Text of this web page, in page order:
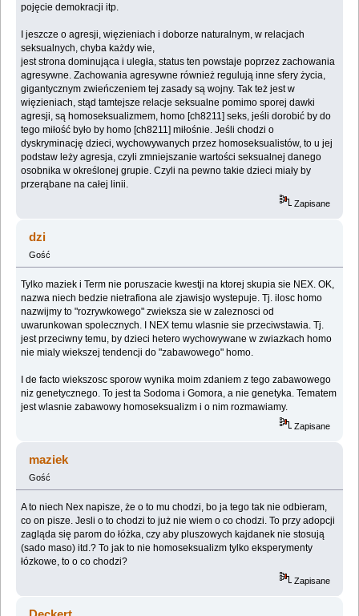
pojęcie demokracji itp.
I jeszcze o agresji, więzieniach i doborze naturalnym, w relacjach
seksualnych, chyba każdy wie,
jest strona dominująca i uległa, status ten powstaje poprzez zachowania
agresywne. Zachowania agresywne również regulują inne sfery życia,
gigantycznym zwieńczeniem tej zasady są wojny. Tak też jest w
więzieniach, stąd tamtejsze relacje seksualne pomimo sporej dawki
agresji, są homoseksualizmem, homo [ch8211] seks, jeśli dorobić by do
tego miłość było by homo [ch8211] miłośnie. Jeśli chodzi o
dyskryminację dzieci, wychowywanych przez homoseksualistów, to u jej
podstaw leży agresja, czyli zmniejszanie wartości seksualnej danego
osobnika w określonej grupie. Czyli na pewno takie dzieci miały by
przerąbane na całej linii.
Zapisane
dzi
Gość
Tylko maziek i Term nie poruszacie kwestji na ktorej skupia sie NEX. OK,
nazwa niech bedzie nietrafiona ale zjawisjo wystepuje. Tj. ilosc homo
nazwijmy to "rozrywkowego" zwieksza sie w zaleznosci od
uwarunkowan spolecznych. I NEX temu wlasnie sie przeciwstawia. Tj.
jest przeciwny temu, by dzieci hetero wychowywane w zwiazkach homo
nie mialy wiekszej tendencji do "zabawowego" homo.
I de facto wiekszosc sporow wynika moim zdaniem z tego zabawowego
niz genetycznego. To jest ta Sodoma i Gomora, a nie genetyka. Tematem
jest wlasnie zabawowy homoseksualizm i o nim rozmawiamy.
Zapisane
maziek
Gość
A to niech Nex napisze, że o to mu chodzi, bo ja tego tak nie odbieram,
co on pisze. Jesli o to chodzi to już nie wiem o co chodzi. To przy adopcji
zagląda się parom do łóżka, czy aby pluszowych kajdanek nie stosują
(sado maso) itd.? To jak to nie homoseksualizm tylko eksperymenty
łózkowe, to o co chodzi?
Zapisane